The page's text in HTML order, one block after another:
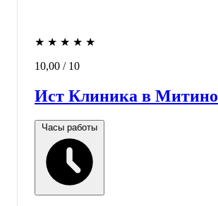
★ ★ ★ ★ ★
10,00 / 10
Ист Клиника в Митино
Часы работы